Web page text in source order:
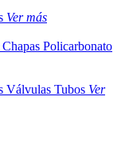
Ver más
Chapas Policarbonato
Válvulas Tubos Ver